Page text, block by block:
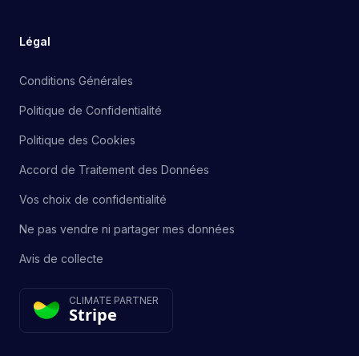
Légal
Conditions Générales
Politique de Confidentialité
Politique des Cookies
Accord de Traitement des Données
Vos choix de confidentialité
Ne pas vendre ni partager mes données
Avis de collecte
CLIMATE PARTNER
Stripe